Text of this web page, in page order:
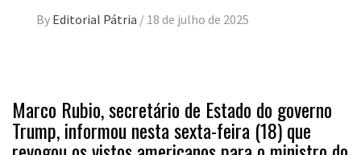
By Editorial Pátria / 18 de julho de 2025
Marco Rubio, secretário de Estado do governo
Trump, informou nesta sexta-feira (18) que